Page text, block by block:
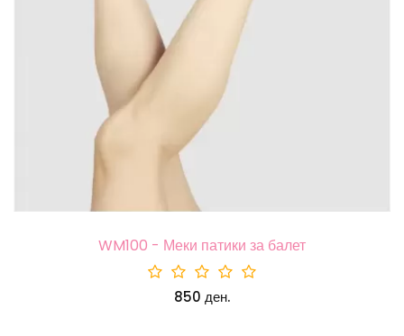
WM100 - Меки патики за балет
850 ден.